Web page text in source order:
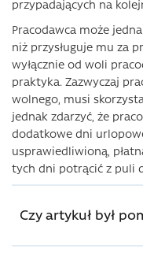
przypadających na
Pracodawca może
niż przysługuje mu za
wyłącznie od woli
praktyka. Zazwyczaj
wolnego, musi
jednak zdarzyć, że
dodatkowe dni
usprawiedliwioną,
tych dni potrącić z puli
Czy artykuł był